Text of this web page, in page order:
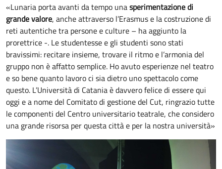
«Lunaria porta avanti da tempo unasperimentazione di
grande valore, anche attraverso l’Erasmus e la costruzione di
reti autentiche tra persone e culture – ha aggiunto la
prorettrice -. Le studentesse e gli studenti sono stati
bravissimi: recitare insieme, trovare il ritmo e l’armonia del
gruppo non è affatto semplice. Ho avuto esperienze nel teatro
e so bene quanto lavoro ci sia dietro uno spettacolo come
questo. L’Università di Catania è davvero felice di essere qui
oggi e a nome del Comitato di gestione del Cut, ringrazio tutte
le componenti del Centro universitario teatrale, che considero
una grande risorsa per questa città e per la nostra università»